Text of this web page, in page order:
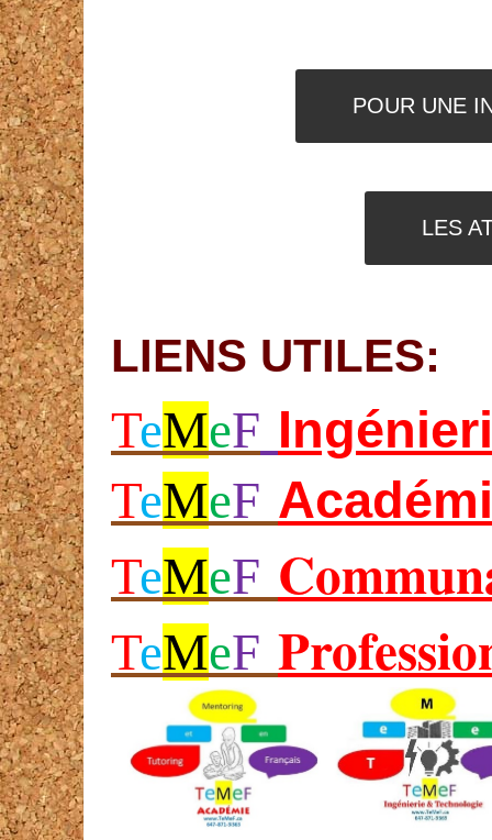
POUR UNE
LES
LIENS UTILES:
TeMeF Ing
TeMeF
TeMeF
TeMeF